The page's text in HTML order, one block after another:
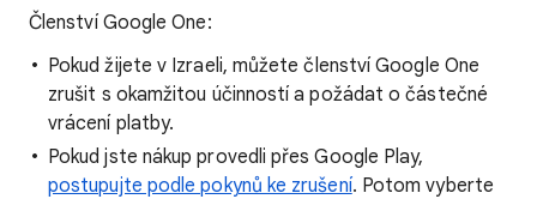
Členství Google One:
Pokud žijete v Izraeli, můžete členství Google One
zrušit s okamžitou účinností a požádat o částečné
vrácení platby.
Pokud jste nákup provedli přes Google Play,
postupujte podle pokynů ke zrušení. Potom vyberte